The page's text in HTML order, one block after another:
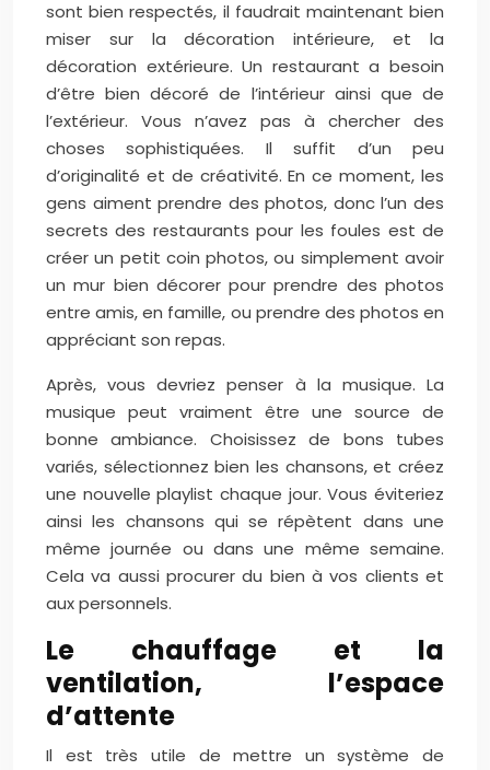
sont bien respectés, il faudrait maintenant bien
miser sur la décoration intérieure, et la
décoration extérieure. Un restaurant a besoin
d’être bien décoré de l’intérieur ainsi que de
l’extérieur. Vous n’avez pas à chercher des
choses sophistiquées. Il suffit d’un peu
d’originalité et de créativité. En ce moment, les
gens aiment prendre des photos, donc l’un des
secrets des restaurants pour les foules est de
créer un petit coin photos, ou simplement avoir
un mur bien décorer pour prendre des photos
entre amis, en famille, ou prendre des photos en
appréciant son repas.
Après, vous devriez penser à la musique. La
musique peut vraiment être une source de
bonne ambiance. Choisissez de bons tubes
variés, sélectionnez bien les chansons, et créez
une nouvelle playlist chaque jour. Vous éviteriez
ainsi les chansons qui se répètent dans une
même journée ou dans une même semaine.
Cela va aussi procurer du bien à vos clients et
aux personnels.
Le chauffage et la
ventilation, l’espace
d’attente
Il est très utile de mettre un système de